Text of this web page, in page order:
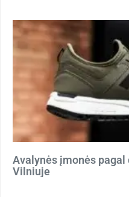
Avalynės įmonės
Vilniuje